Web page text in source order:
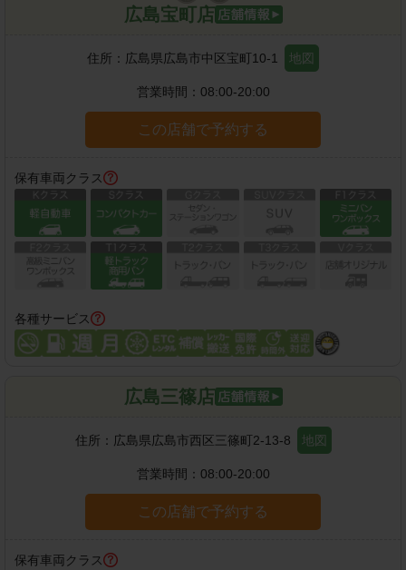
広島宝町店
住所： 広島県広島市中区宝町10-1 地図
営業時間： 08:00-20:00
この店舗で予約する
保有車両クラス
各種サービス
広島三篠店
住所： 広島県広島市西区三篠町2-13-8 地図
営業時間： 08:00-20:00
この店舗で予約する
保有車両クラス